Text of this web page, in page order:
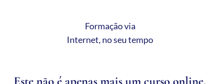
Formação via
Internet, no seu tempo